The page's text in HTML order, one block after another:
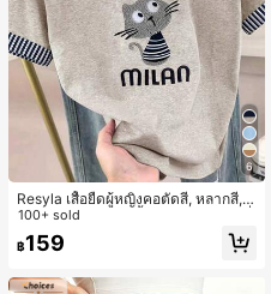
6
Resyla เสื้อยืดผู้หญิงคอตัดสี, หลากสี, ล
ายพิมพ์แมวน่ารัก, เสื้อสำหรับออกไปเที่
ยวฤดูร้อน, ดีไซน์กราฟิก, ความรู้สึกพรีเ
มียม, ลำลองอเนกประสงค์, สวมใส่ประ
เสื้อผ้ากลางแจ้ง
100+ sold
฿159